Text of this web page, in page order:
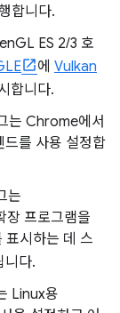
합니다.
ES 2/3 호
에 Vulkan
합니다.
는 Chrome에서
를 사용 설정합
는
장 프로그램을
표시하는 데 스
니다.
Linux용